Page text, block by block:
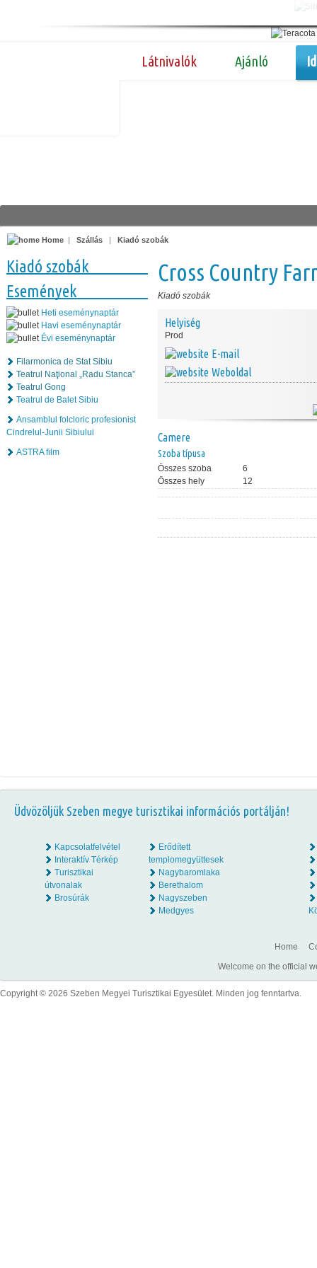
Látnivalók Ajánló
Home | Szállás | Kiadó szobák
Kiadó szobák
Események
Heti eseménynaptár
Havi eseménynaptár
Évi eseménynaptár
Filarmonica de Stat Sibiu
Teatrul Naţional „Radu Stanca”
Teatrul Gong
Teatrul de Balet Sibiu
Ansamblul folcloric profesionist
Cindrelul-Junii Sibiului
ASTRA film
Cross Country
Kiadó szobák
Helyiség
Prod
E-mail
Weboldal
Camere
Szoba típusa
Összes szoba
6
Összes hely
12
Üdvözöljük Szeben megye turisztikai információs portálján!
Kapcsolatfelvétel
Interaktív Térkép
Turisztikai
útvonalak
Brosúrák
Erődített
templomegyüttesek
Nagybaromlaka
Berethalom
Nagyszeben
Medgyes
Home
Welcome on the official
Copyright © 2026 Szeben Megyei Turisztikai Egyesület. Minden jog fenntartva.